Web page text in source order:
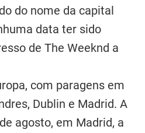
do nome da capital
data ter sido
de The Weeknd a
com paragens em
Dublin e Madrid. A
agosto, em Madrid, a